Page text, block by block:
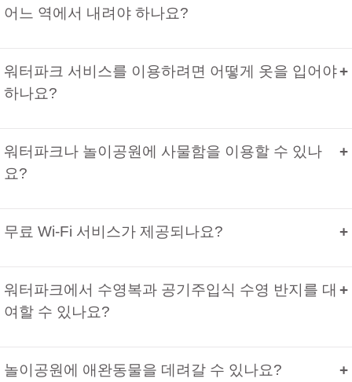
어느 역에서 내려야 하나요?
워터파크 서비스를 이용하려면 어떻게 옷을 입어야
하나요?
워터파크나 놀이공원에 사물함을 이용할 수 있나
요?
무료 Wi-Fi 서비스가 제공되나요?
워터파크에서 수영복과 공기주입식 수영 반지를 대
여할 수 있나요?
놀이공원에 애완동물을 데려갈 수 있나요?